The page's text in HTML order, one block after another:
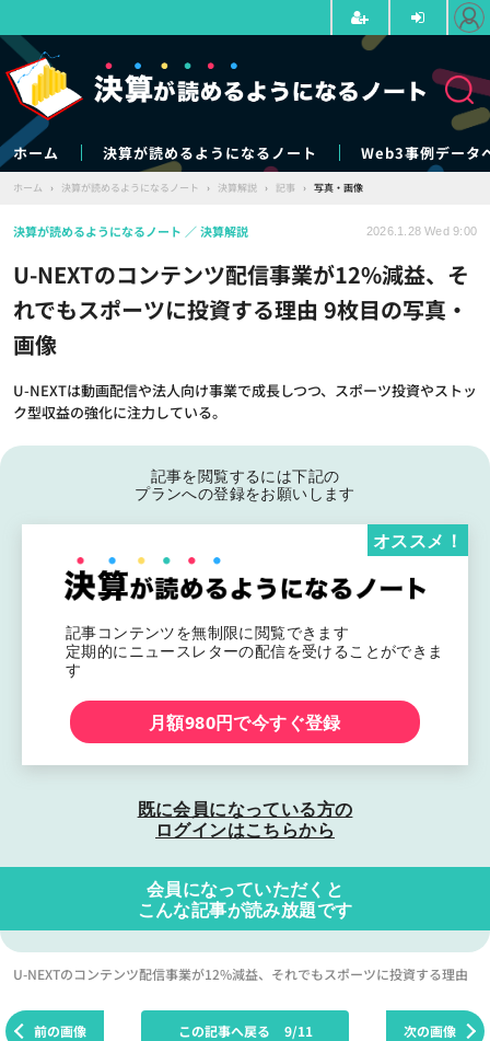
ホーム 決算が読めるようになるノート Web3事例データ
ホーム › 決算が読めるようになるノート › 決算解説 › 記事 › 写真・画像
U-NEXTのコンテンツ配信事業が12%減益、そ
れでもスポーツに投資する理由 9枚目の写真・
画像
U-NEXTは動画配信や法人向け事業で成長しつつ、スポーツ投資やストッ
ク型収益の強化に注力している。
決算が読めるようになるノート 決算解説 2026.1.28 Wed 9:00
記事を閲覧するには下記の
プランへの登録をお願いします
記事コンテンツを無制限に閲覧できます
定期的にニュースレターの配信を受けることができま
す
オススメ！
月額980円で今すぐ登録
既に会員になっている方の
ログインはこちらから
会員になっていただくと
こんな記事が読み放題です
U-NEXTのコンテンツ配信事業が12%減益、それでもスポーツに投資する理由
前の画像 次の画像
この記事へ戻る 9/11